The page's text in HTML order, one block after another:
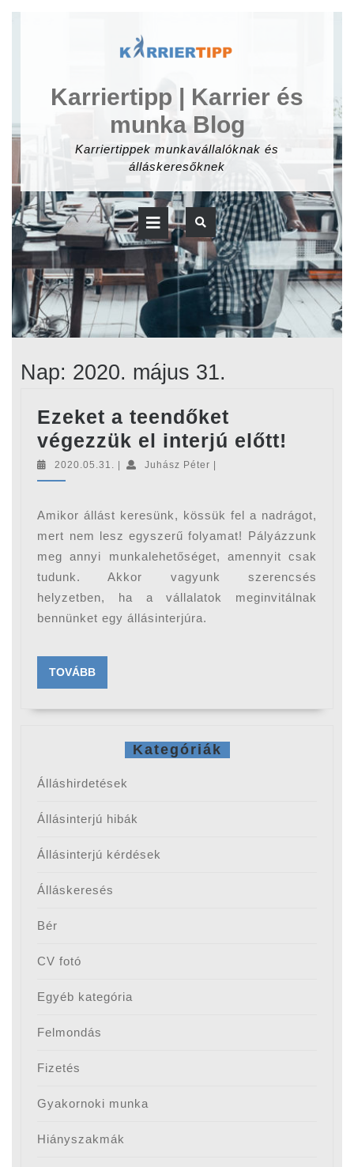
Karriertipp | Karrier és
munka Blog
Karriertippek munkavállalóknak és
álláskeresőknek
Open
Button
Nap: 2020. május 31.
Ezeket a teendőket
végezzük el interjú előtt!
el
interjú
előtt!
2020.05.31. 2020.05.31.Juhász Péter Juhász
Amikor állást keresünk, kössük fel a nadrágot,
mert nem lesz egyszerű folyamat! Pályázzunk
meg annyi munkalehetőséget, amennyit csak
tudunk. Akkor vagyunk szerencsés
helyzetben, ha a vállalatok meginvitálnak
bennünket egy állásinterjúra.
TOVÁBBTOVÁBB
Kategóriák
Álláshirdetések
Állásinterjú hibák
Állásinterjú kérdések
Álláskeresés
Bér
CV fotó
Egyéb kategória
Felmondás
Fizetés
Gyakornoki munka
Hiányszakmák